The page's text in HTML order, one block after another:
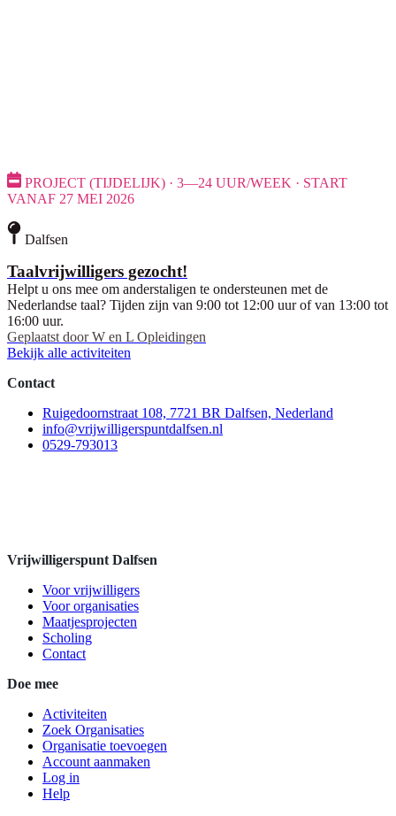
PROJECT (TIJDELIJK) · 3—24 UUR/WEEK · START
VANAF 27 MEI 2026
Dalfsen
Taalvrijwilligers gezocht!
Helpt u ons mee om anderstaligen te ondersteunen met de
Nederlandse taal? Tijden zijn van 9:00 tot 12:00 uur of van 13:00 tot
16:00 uur.
Geplaatst door W en L Opleidingen
Bekijk alle activiteiten
Contact
Ruigedoornstraat 108, 7721 BR Dalfsen, Nederland
info@vrijwilligerspuntdalfsen.nl
0529-793013
Vrijwilligerspunt Dalfsen
Voor vrijwilligers
Voor organisaties
Maatjesprojecten
Scholing
Contact
Doe mee
Activiteiten
Zoek Organisaties
Organisatie toevoegen
Account aanmaken
Log in
Help